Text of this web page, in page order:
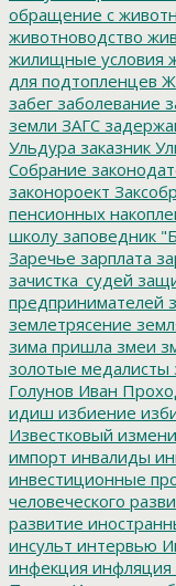
обращение с
животноводство
жилищные условия
для подтопленцев
забег заболевание
земли ЗАГС
Ульдура заказник
Собрание
законороект
пенсионных
школу заповедник
Заречье зарплата
зачистка_судей
предпринимателей
землетрясение
зима пришла змеи
золотые медалисты
Голунов Иван
идиш избиение
Известковый
импорт инвалиды
инвестиционные
человеческого
развитие
инсульт интервью
инфекция инфляция